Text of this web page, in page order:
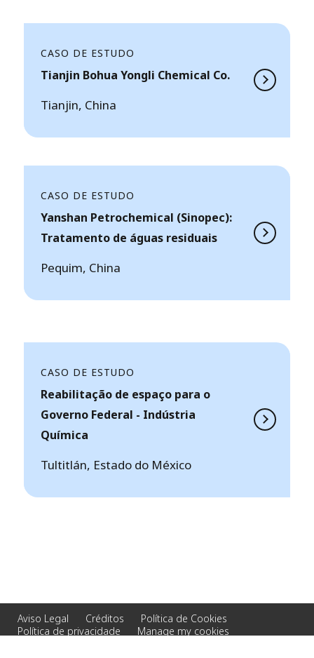
CASO DE ESTUDO
Tianjin Bohua Yongli Chemical Co.
Tianjin, China
CASO DE ESTUDO
Yanshan Petrochemical (Sinopec):
Tratamento de águas residuais
Pequim, China
CASO DE ESTUDO
Reabilitação de espaço para o
Governo Federal - Indústria
Química
Tultitlán, Estado do México
Aviso Legal Créditos
Política de Cookies
Política de privacidade
Manage my cookies